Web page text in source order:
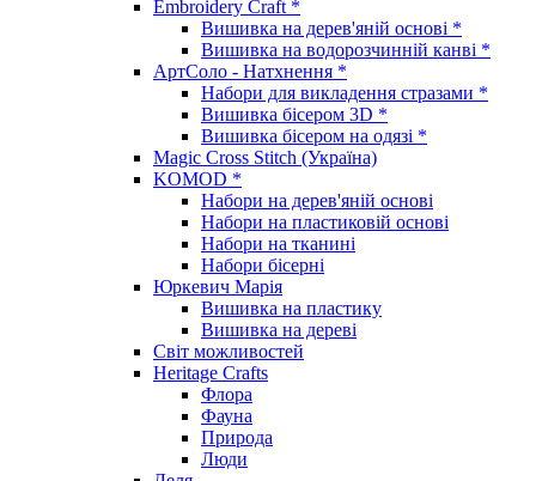
Embroidery Craft *
Вишивка на дерев'яній основі *
Вишивка на водорозчинній канві *
АртСоло - Натхнення *
Набори для викладення стразами *
Вишивка бісером 3D *
Вишивка бісером на одязі *
Magic Cross Stitch (Україна)
KOMOD *
Набори на дерев'яній основі
Набори на пластиковій основі
Набори на тканині
Набори бісерні
Юркевич Марія
Вишивка на пластику
Вишивка на дереві
Світ можливостей
Heritage Crafts
Флора
Фауна
Природа
Люди